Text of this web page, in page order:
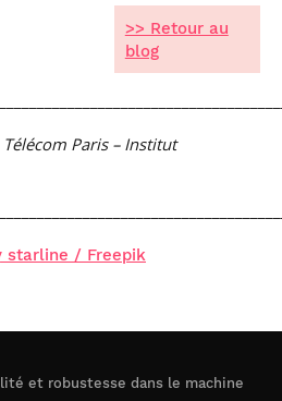
et robustesse dans le machine
>> Retour au
blog
Télécom Paris – Institut
starline / Freepik